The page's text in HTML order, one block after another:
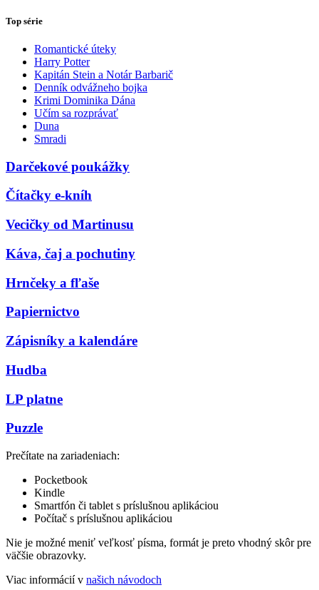
Top série
Romantické úteky
Harry Potter
Kapitán Stein a Notár Barbarič
Denník odvážneho bojka
Krimi Dominika Dána
Učím sa rozprávať
Duna
Smradi
Darčekové poukážky
Čítačky e-kníh
Vecičky od Martinusu
Káva, čaj a pochutiny
Hrnčeky a fľaše
Papiernictvo
Zápisníky a kalendáre
Hudba
LP platne
Puzzle
Prečítate na zariadeniach:
Pocketbook
Kindle
Smartfón či tablet s príslušnou aplikáciou
Počítač s príslušnou aplikáciou
Nie je možné meniť veľkosť písma, formát je preto vhodný skôr pre
väčšie obrazovky.
Viac informácií v našich návodoch